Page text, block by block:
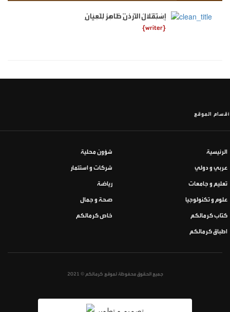
إِسْتِقْلَالُ الْأُرْدُنِّ ظَاهِرٌ لِلْعِيَانِ
{writer}
أقسام الموقع
الرئيسية شؤون محلية
عربي و دولي شركات و استثمار
تعليم و جامعات رياضة
علوم و تكنولوجيا صحة و جمال
كتاب كرمالكم خاص كرمالكم
اطباق كرمالكم
جميع الحقوق محفوظة لموقع كرمالكم © 2021